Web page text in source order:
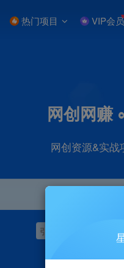
热门项目 VIP会员
网创网赚
网创资源&实战
引流